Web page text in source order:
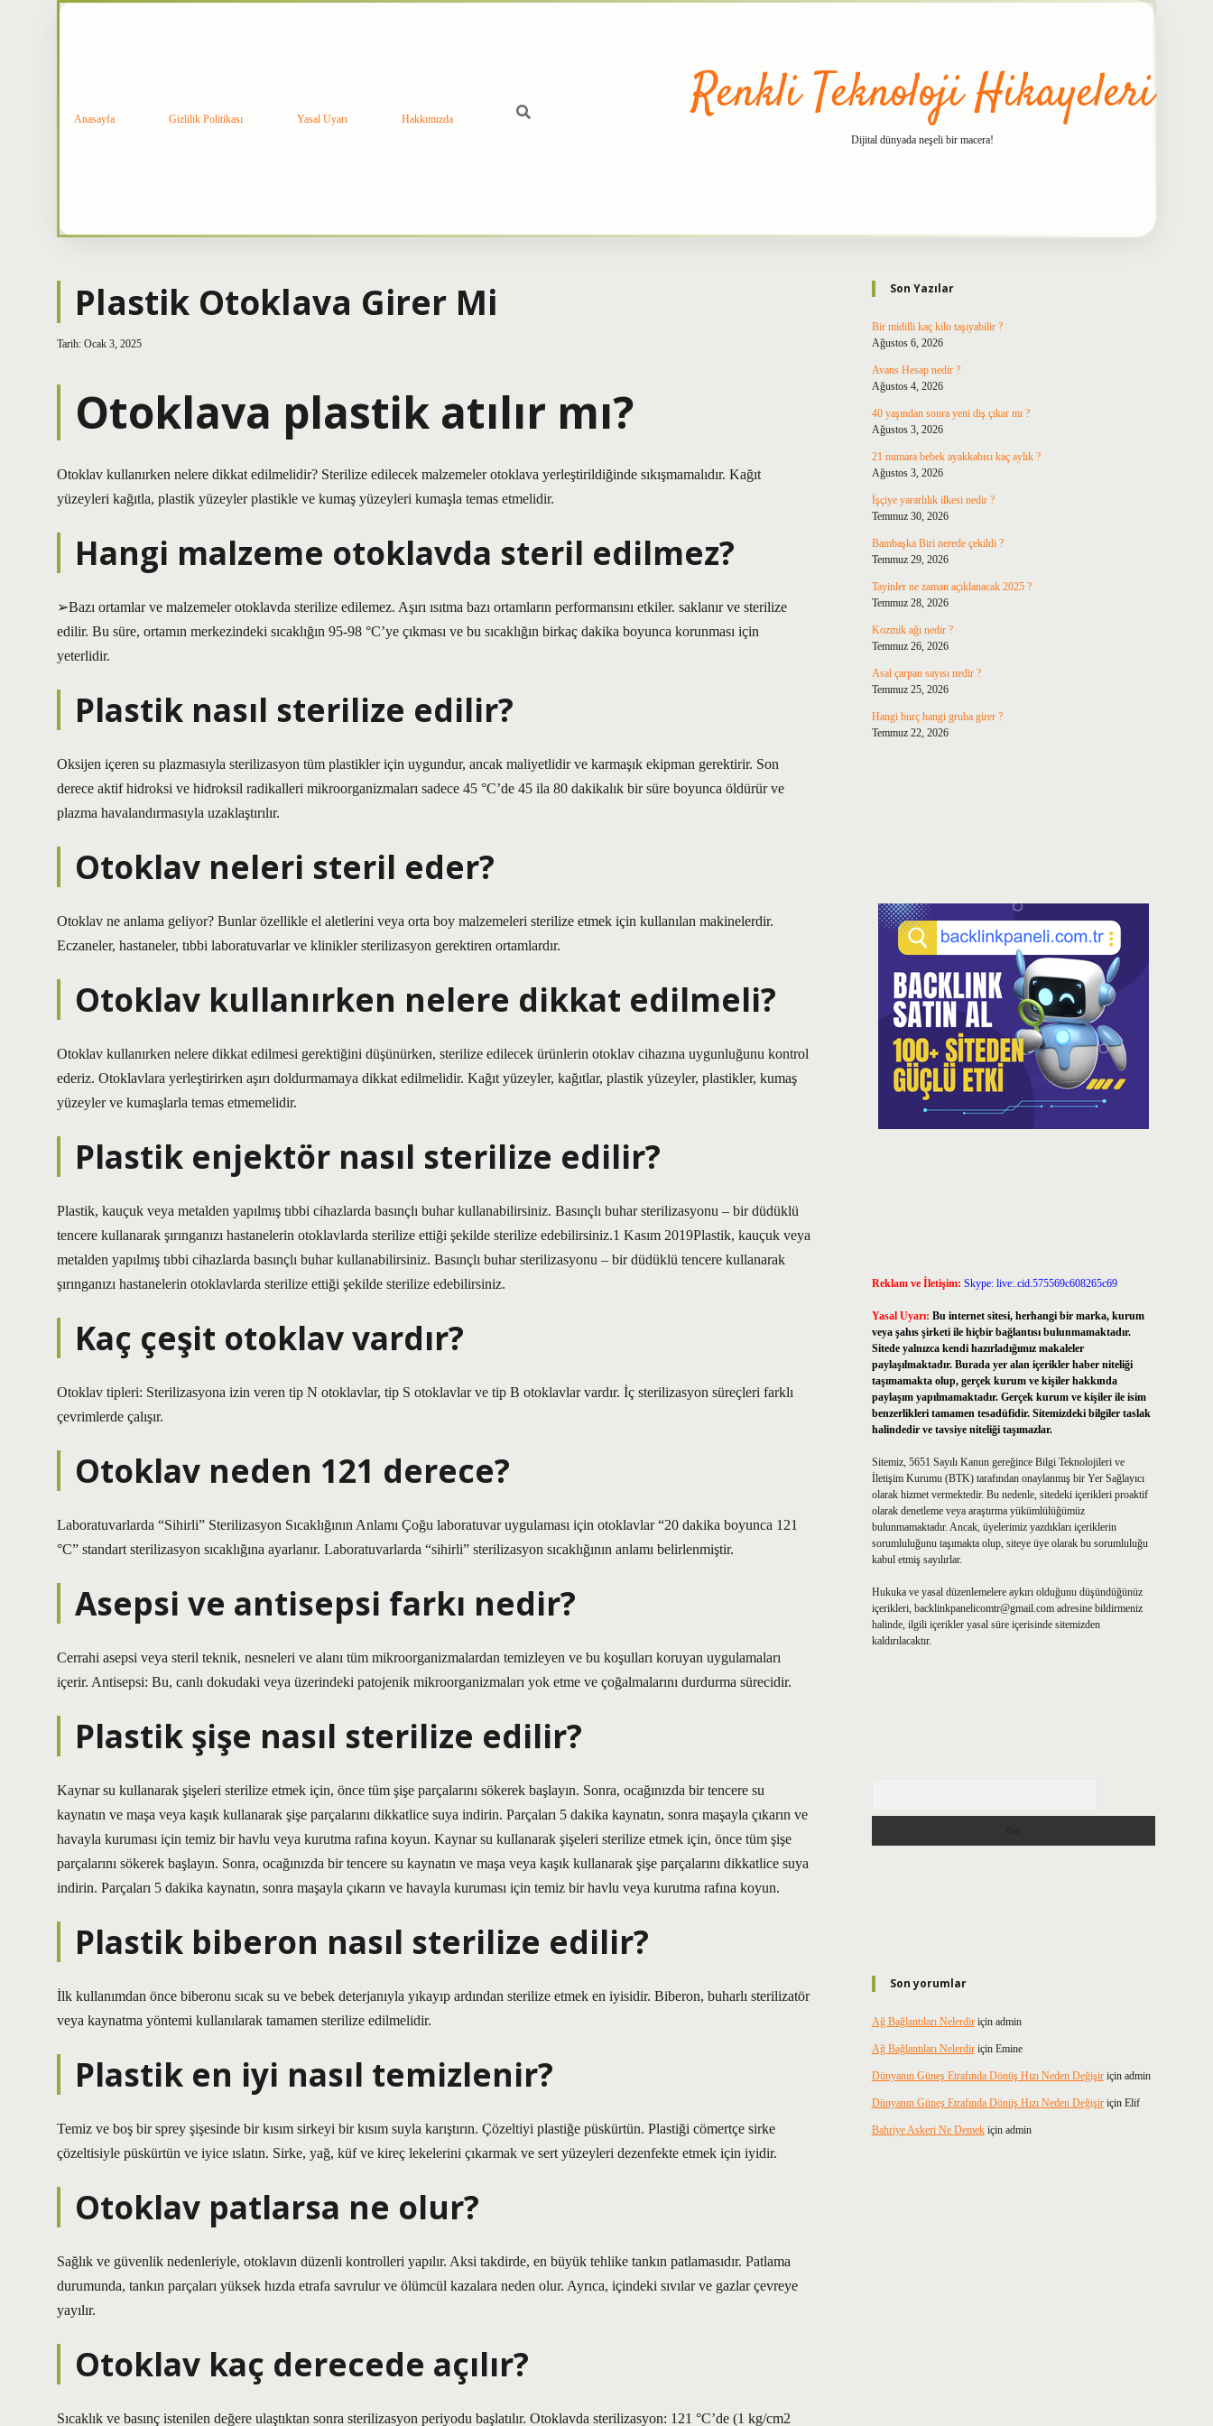
Anasayfa Gizlilik Politikası Yasal Uyarı Hakkımızda Renkli Teknoloji Hikayeleri
Dijital dünyada neşeli bir macera!
Plastik Otoklava Girer Mi
Tarih: Ocak 3, 2025
Otoklava plastik atılır mı?
Otoklav kullanırken nelere dikkat edilmelidir? Sterilize edilecek malzemeler otoklava yerleştirildiğinde sıkışmamalıdır. Kağıt
yüzeyleri kağıtla, plastik yüzeyler plastikle ve kumaş yüzeyleri kumaşla temas etmelidir.
Hangi malzeme otoklavda steril edilmez?
➢Bazı ortamlar ve malzemeler otoklavda sterilize edilemez. Aşırı ısıtma bazı ortamların performansını etkiler. saklanır ve sterilize
edilir. Bu süre, ortamın merkezindeki sıcaklığın 95-98 °C’ye çıkması ve bu sıcaklığın birkaç dakika boyunca korunması için
yeterlidir.
Plastik nasıl sterilize edilir?
Oksijen içeren su plazmasıyla sterilizasyon tüm plastikler için uygundur, ancak maliyetlidir ve karmaşık ekipman gerektirir. Son
derece aktif hidroksi ve hidroksil radikalleri mikroorganizmaları sadece 45 °C’de 45 ila 80 dakikalık bir süre boyunca öldürür ve
plazma havalandırmasıyla uzaklaştırılır.
Otoklav neleri steril eder?
Otoklav ne anlama geliyor? Bunlar özellikle el aletlerini veya orta boy malzemeleri sterilize etmek için kullanılan makinelerdir.
Eczaneler, hastaneler, tıbbi laboratuvarlar ve klinikler sterilizasyon gerektiren ortamlardır.
Otoklav kullanırken nelere dikkat edilmeli?
Otoklav kullanırken nelere dikkat edilmesi gerektiğini düşünürken, sterilize edilecek ürünlerin otoklav cihazına uygunluğunu kontrol
ederiz. Otoklavlara yerleştirirken aşırı doldurmamaya dikkat edilmelidir. Kağıt yüzeyler, kağıtlar, plastik yüzeyler, plastikler, kumaş
yüzeyler ve kumaşlarla temas etmemelidir.
Plastik enjektör nasıl sterilize edilir?
Plastik, kauçuk veya metalden yapılmış tıbbi cihazlarda basınçlı buhar kullanabilirsiniz. Basınçlı buhar sterilizasyonu – bir düdüklü
tencere kullanarak şırınganızı hastanelerin otoklavlarda sterilize ettiği şekilde sterilize edebilirsiniz.1 Kasım 2019Plastik, kauçuk veya
metalden yapılmış tıbbi cihazlarda basınçlı buhar kullanabilirsiniz. Basınçlı buhar sterilizasyonu – bir düdüklü tencere kullanarak
şırınganızı hastanelerin otoklavlarda sterilize ettiği şekilde sterilize edebilirsiniz.
Kaç çeşit otoklav vardır?
Otoklav tipleri: Sterilizasyona izin veren tip N otoklavlar, tip S otoklavlar ve tip B otoklavlar vardır. İç sterilizasyon süreçleri farklı
çevrimlerde çalışır.
Otoklav neden 121 derece?
Laboratuvarlarda “Sihirli” Sterilizasyon Sıcaklığının Anlamı Çoğu laboratuvar uygulaması için otoklavlar “20 dakika boyunca 121
°C” standart sterilizasyon sıcaklığına ayarlanır. Laboratuvarlarda “sihirli” sterilizasyon sıcaklığının anlamı belirlenmiştir.
Asepsi ve antisepsi farkı nedir?
Cerrahi asepsi veya steril teknik, nesneleri ve alanı tüm mikroorganizmalardan temizleyen ve bu koşulları koruyan uygulamaları
içerir. Antisepsi: Bu, canlı dokudaki veya üzerindeki patojenik mikroorganizmaları yok etme ve çoğalmalarını durdurma sürecidir.
Plastik şişe nasıl sterilize edilir?
Kaynar su kullanarak şişeleri sterilize etmek için, önce tüm şişe parçalarını sökerek başlayın. Sonra, ocağınızda bir tencere su
kaynatın ve maşa veya kaşık kullanarak şişe parçalarını dikkatlice suya indirin. Parçaları 5 dakika kaynatın, sonra maşayla çıkarın ve
havayla kuruması için temiz bir havlu veya kurutma rafına koyun. Kaynar su kullanarak şişeleri sterilize etmek için, önce tüm şişe
parçalarını sökerek başlayın. Sonra, ocağınızda bir tencere su kaynatın ve maşa veya kaşık kullanarak şişe parçalarını dikkatlice suya
indirin. Parçaları 5 dakika kaynatın, sonra maşayla çıkarın ve havayla kuruması için temiz bir havlu veya kurutma rafına koyun.
Plastik biberon nasıl sterilize edilir?
İlk kullanımdan önce biberonu sıcak su ve bebek deterjanıyla yıkayıp ardından sterilize etmek en iyisidir. Biberon, buharlı sterilizatör
veya kaynatma yöntemi kullanılarak tamamen sterilize edilmelidir.
Plastik en iyi nasıl temizlenir?
Temiz ve boş bir sprey şişesinde bir kısım sirkeyi bir kısım suyla karıştırın. Çözeltiyi plastiğe püskürtün. Plastiği cömertçe sirke
çözeltisiyle püskürtün ve iyice ıslatın. Sirke, yağ, küf ve kireç lekelerini çıkarmak ve sert yüzeyleri dezenfekte etmek için iyidir.
Otoklav patlarsa ne olur?
Sağlık ve güvenlik nedenleriyle, otoklavın düzenli kontrolleri yapılır. Aksi takdirde, en büyük tehlike tankın patlamasıdır. Patlama
durumunda, tankın parçaları yüksek hızda etrafa savrulur ve ölümcül kazalara neden olur. Ayrıca, içindeki sıvılar ve gazlar çevreye
yayılır.
Otoklav kaç derecede açılır?
Sıcaklık ve basınç istenilen değere ulaştıktan sonra sterilizasyon periyodu başlatılır. Otoklavda sterilizasyon: 121 °C’de (1 kg/cm2
Sidebar
Son Yazılar
Bir midilli kaç kilo taşıyabilir ?
Ağustos 6, 2026
Avans Hesap nedir ?
Ağustos 4, 2026
40 yaşından sonra yeni diş çıkar mı ?
Ağustos 3, 2026
21 numara bebek ayakkabısı kaç aylık ?
Ağustos 3, 2026
İşçiye yararlılık ilkesi nedir ?
Temmuz 30, 2026
Bambaşka Biri nerede çekildi ?
Temmuz 29, 2026
Tayinler ne zaman açıklanacak 2025 ?
Temmuz 28, 2026
Kozmik ağı nedir ?
Temmuz 26, 2026
Asal çarpan sayısı nedir ?
Temmuz 25, 2026
Hangi burç hangi gruba girer ?
Temmuz 22, 2026
Reklam ve İletişim: Skype: live:.cid.575569c608265c69
Yasal Uyarı: Bu internet sitesi, herhangi bir marka, kurum
veya şahıs şirketi ile hiçbir bağlantısı bulunmamaktadır.
Sitede yalnızca kendi hazırladığımız makaleler
paylaşılmaktadır. Burada yer alan içerikler haber niteliği
taşımamakta olup, gerçek kurum ve kişiler hakkında
paylaşım yapılmamaktadır. Gerçek kurum ve kişiler ile isim
benzerlikleri tamamen tesadüfidir. Sitemizdeki bilgiler taslak
halindedir ve tavsiye niteliği taşımazlar.
Sitemiz, 5651 Sayılı Kanun gereğince Bilgi Teknolojileri ve
İletişim Kurumu (BTK) tarafından onaylanmış bir Yer Sağlayıcı
olarak hizmet vermektedir. Bu nedenle, sitedeki içerikleri proaktif
olarak denetleme veya araştırma yükümlülüğümüz
bulunmamaktadır. Ancak, üyelerimiz yazdıkları içeriklerin
sorumluluğunu taşımakta olup, siteye üye olarak bu sorumluluğu
kabul etmiş sayılırlar.
Hukuka ve yasal düzenlemelere aykırı olduğunu düşündüğünüz
içerikleri, backlinkpanelicomtr@gmail.comadresine bildirmeniz
halinde, ilgili içerikler yasal süre içerisinde sitemizden
kaldırılacaktır.
Son yorumlar
Ağ Bağlantıları Nelerdiriçin admin
Ağ Bağlantıları Nelerdiriçin Emine
Dünyanın Güneş Etrafında Dönüş Hızı Neden Değişiriçin admin
Dünyanın Güneş Etrafında Dönüş Hızı Neden Değişiriçin Elif
Bahriye Askeri Ne Demekiçin admin